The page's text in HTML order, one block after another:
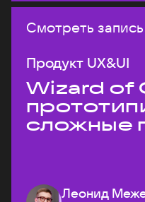
Смотреть запись
Продукт UX&UI
Wizard of
сложные
Леонид